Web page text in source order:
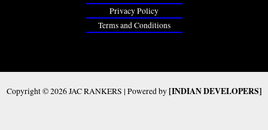
Privacy Policy
Terms and Conditions
Copyright © 2026 JAC RANKERS | Powered by [INDIAN DEVELOPERS]